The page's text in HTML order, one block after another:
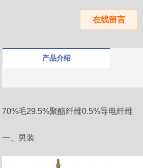
在线留言
产品介绍
70%毛29.5%聚酯纤维0.5%导电纤维
一、男装